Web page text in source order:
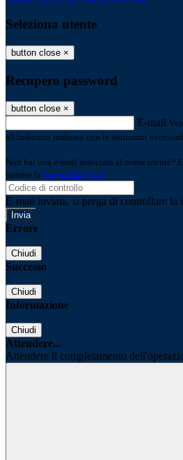
Seleziona utente
button close ×
Recupero password
button close ×
E-mail
all'indirizzo indicato con le istruzioni
Non hai una e-mail associata al nome utente?
tramite la Login Spaggiari
E-mail inviata, si prega di controllare la
Errore
Chiudi
Successo
Chiudi
Informazione
Chiudi
Attendere...
Attendere il completamento